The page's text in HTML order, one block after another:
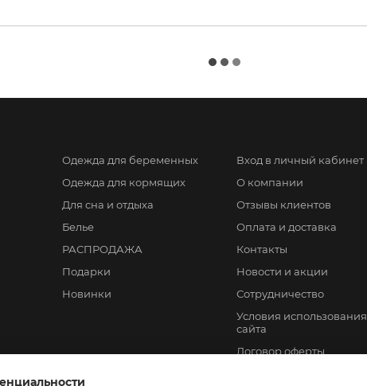
Одежда для беременных
Одежда для кормящих
Для сна и отдыха
Белье
РАСПРОДАЖА
Подарки
Новинки
Вход в личный кабинет
О компании
Отзывы клиентов
Оплата и доставка
Контакты
Новости и акции
Сотрудничество
Условия использования
сайта
Договор оферты